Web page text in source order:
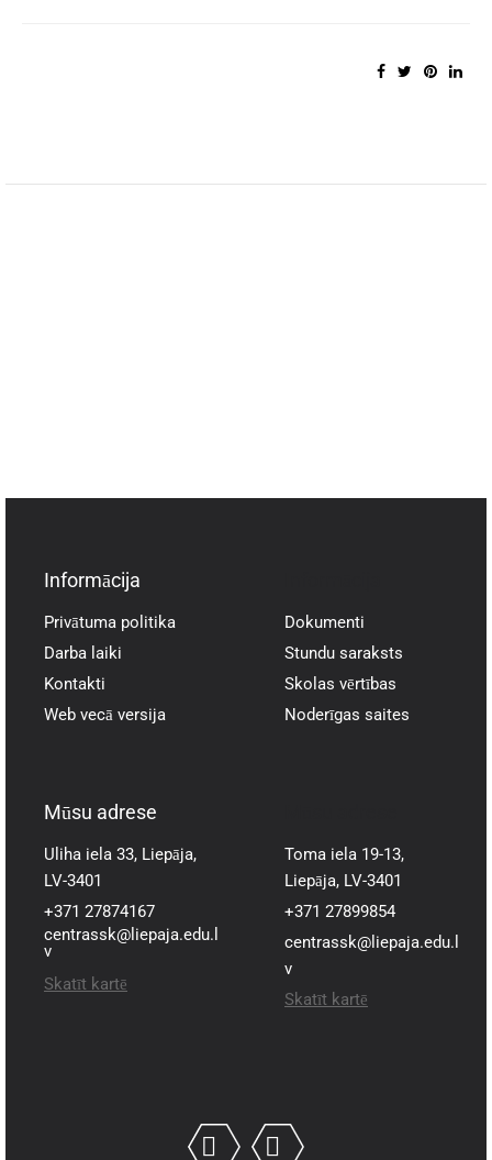
Informācija
Privātuma politika
Darba laiki
Kontakti
Web vecā versija
Dokumenti
Stundu saraksts
Skolas vērtības
Noderīgas saites
Mūsu adrese
Uliha iela 33, Liepāja,
LV-3401
+371 27874167
centrassk@liepaja.edu.l
v
Skatīt kartē
Toma iela 19-13,
Liepāja, LV-3401
+371 27899854
centrassk@liepaja.edu.l
v
Skatīt kartē